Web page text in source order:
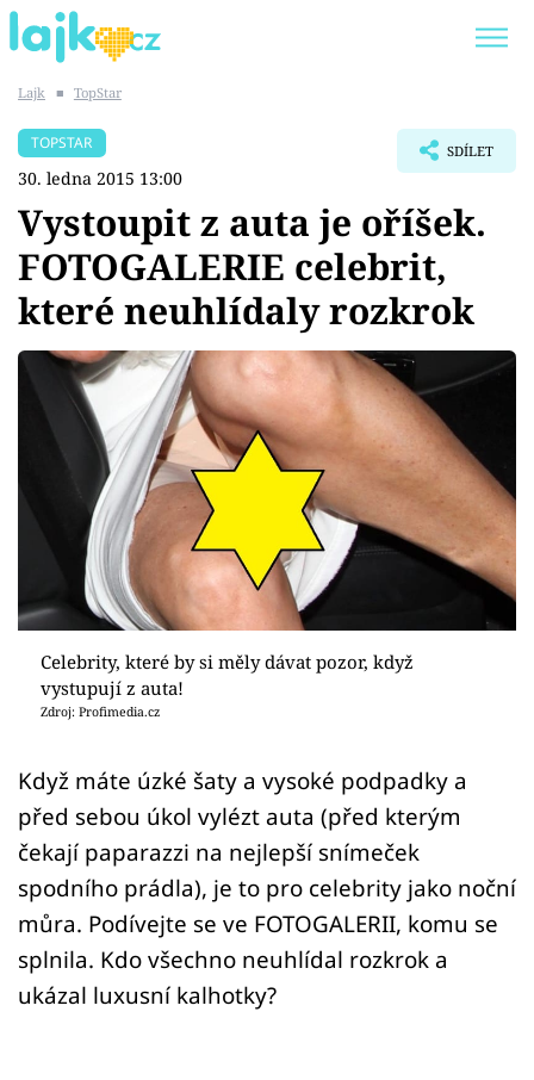
SHOPAHOLICADEL
Témata
Showbyznys
Youtubeři
Virály
Sex a vztahy
Videa
Sledujte prima+
Přihlášení
Sledujte nás
Lajk ■ TopStar
TOPSTAR
30. ledna 2015 13:00
SDÍLET
Vystoupit z auta je oříšek.
FOTOGALERIE celebrit,
které neuhlídaly rozkrok
Celebrity, které by si měly dávat pozor, když
vystupují z auta!
Zdroj: Profimedia.cz
Když máte úzké šaty a vysoké podpadky a
před sebou úkol vylézt auta (před kterým
čekají paparazzi na nejlepší snímeček
spodního prádla), je to pro celebrity jako noční
můra. Podívejte se ve FOTOGALERII, komu se
splnila. Kdo všechno neuhlídal rozkrok a
ukázal luxusní kalhotky?